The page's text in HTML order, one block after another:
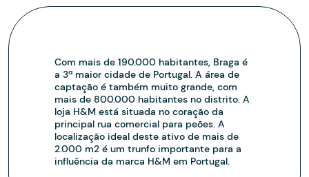
Com mais de 190.000 habitantes, Braga é
a 3ª maior cidade de Portugal. A área de
captação é também muito grande, com
mais de 800.000 habitantes no distrito. A
loja H&M está situada no coração da
principal rua comercial para peões. A
localização ideal deste ativo de mais de
2.000 m2 é um trunfo importante para a
influência da marca H&M em Portugal.